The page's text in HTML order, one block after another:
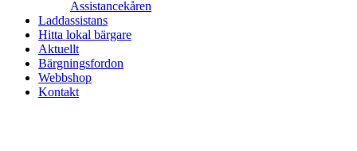
Assistancekåren
Laddassistans
Hitta lokal bärgare
Aktuellt
Bärgningsfordon
Webbshop
Kontakt